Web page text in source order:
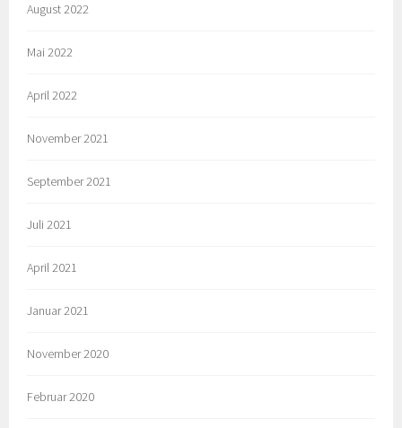
August 2022
Mai 2022
April 2022
November 2021
September 2021
Juli 2021
April 2021
Januar 2021
November 2020
Februar 2020